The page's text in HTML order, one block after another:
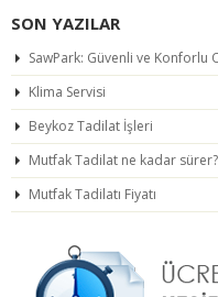
SON YAZILAR
SawPark: Güvenli ve Konforlu
Klima Servisi
Beykoz Tadilat İşleri
Mutfak Tadilat ne kadar sürer?
Mutfak Tadilatı Fiyatı